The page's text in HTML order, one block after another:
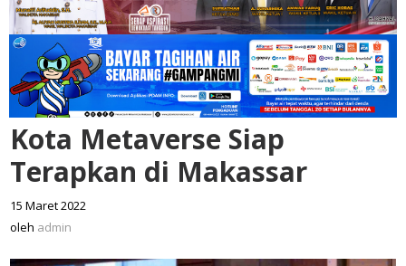
Kota Metaverse Siap
Terapkan di Makassar
15 Maret 2022
oleh admin